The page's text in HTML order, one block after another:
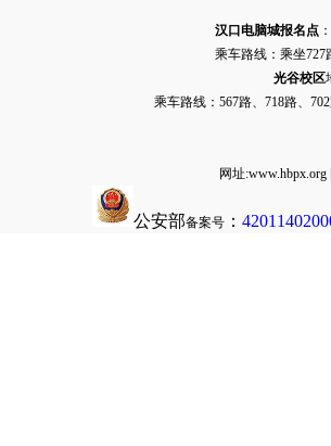
汉口电脑城报名点
乘车路线：乘坐727
光谷校区
乘车路线：567路、718路、
网址
公安部备案号 ：